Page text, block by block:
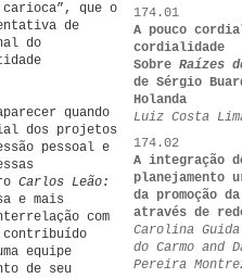
carioca”, que o
de
do
quando
dos projetos
pessoal e
Carlos Leão:
e mais
com
equipe
de seu
174.01
A pouco
cordialidade
Sobre Raízes
de Sérgio
Holanda
Luiz Costa
174.02
A integração
planejamento
da promoção
através de
Carolina Guida
do Carmo and
Pereira